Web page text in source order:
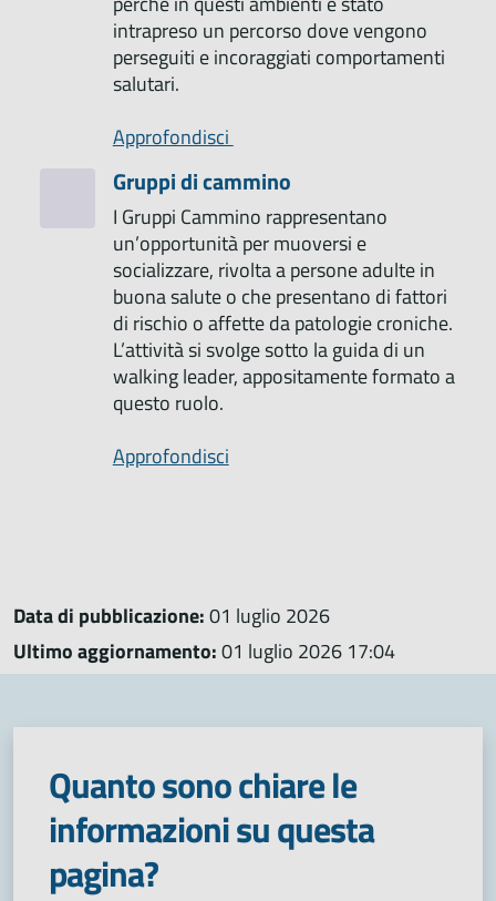
intrapreso un percorso dove vengono
perseguiti e incoraggiati comportamenti
salutari.
Approfondisci
Gruppi di cammino
I Gruppi Cammino rappresentano
un’opportunità per muoversi e
socializzare, rivolta a persone adulte in
buona salute o che presentano di fattori
di rischio o affette da patologie croniche.
L’attività si svolge sotto la guida di un
walking leader, appositamente formato a
questo ruolo.
Approfondisci
Data di pubblicazione:01 luglio 2026
Ultimo aggiornamento:01 luglio 2026 17:04
Quanto sono chiare le
informazioni su questa
pagina?